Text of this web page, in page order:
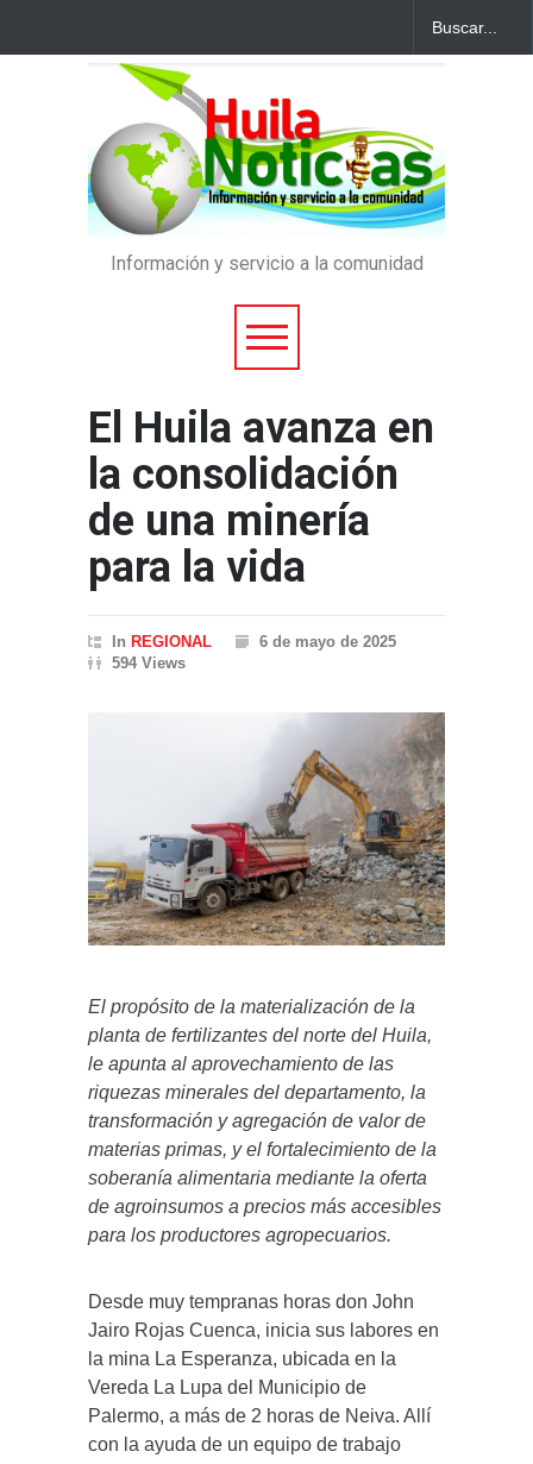
Información y servicio a la comunidad
El Huila avanza en
la consolidación
de una minería
para la vida
In REGIONAL
6 de mayo de 2025
594 Views
El propósito de la materialización de la
planta de fertilizantes del norte del Huila,
le apunta al aprovechamiento de las
riquezas minerales del departamento, la
transformación y agregación de valor de
materias primas, y el fortalecimiento de la
soberanía alimentaria mediante la oferta
de agroinsumos a precios más accesibles
para los productores agropecuarios.
Desde muy tempranas horas don John
Jairo Rojas Cuenca, inicia sus labores en
la mina La Esperanza, ubicada en la
Vereda La Lupa del Municipio de
Palermo, a más de 2 horas de Neiva. Allí
con la ayuda de un equipo de trabajo